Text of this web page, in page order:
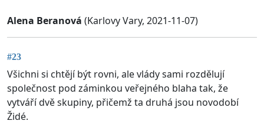
Alena Beranová (Karlovy Vary, 2021-11-07)
#23
Všichni si chtějí být rovni, ale vlády sami rozdělují
společnost pod záminkou veřejného blaha tak, že
vytváří dvě skupiny, přičemž ta druhá jsou novodobí
Židé.